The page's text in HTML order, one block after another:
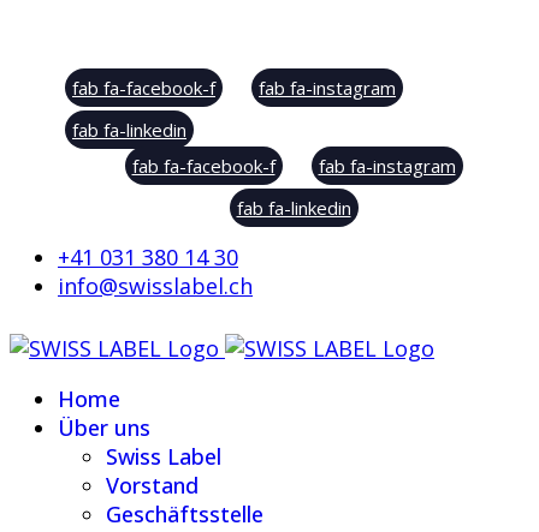
fab fa-facebook-f
fab fa-instagram
fab fa-linkedin
fab fa-facebook-f
fab fa-instagram
fab fa-linkedin
+41 031 380 14 30
info@swisslabel.ch
Home
Über uns
Swiss Label
Vorstand
Geschäftsstelle